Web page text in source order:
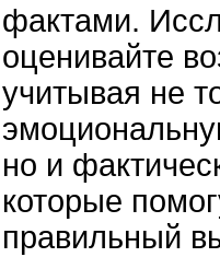
фактами.
оценивайте
учитывая не
но и
которые
правильный